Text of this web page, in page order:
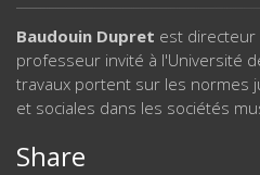
Baudouin Dupret est directeur
professeur invité à l'Université
travaux portent sur les normes
et sociales dans les sociétés
Share